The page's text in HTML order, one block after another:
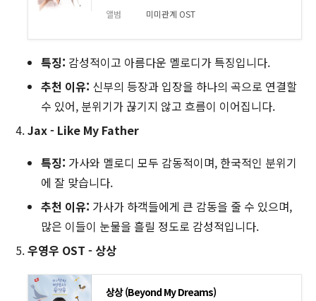
앨범
미미관계 OST
특징: 감성적이고 아름다운 멜로디가 특징입니다.
추천 이유: 신부의 등장과 입장을 하나의 곡으로 연결할
수 있어, 분위기가 끊기지 않고 흐름이 이어집니다.
Jax - Like My Father
특징: 가사와 멜로디 모두 감동적이며, 한국적인 분위기
에 잘 맞습니다.
추천 이유: 가사가 하객들에게 큰 감동을 줄 수 있으며,
많은 이들이 눈물을 흘릴 정도로 감성적입니다.
우영우 OST - 상상
상상 (Beyond My Dreams)